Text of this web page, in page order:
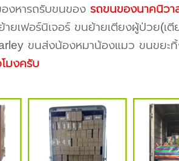
งหารถรับขนของ รถขนของนาคนิวา
ยเฟอร์นิเจอร์ ขนย้ายเตียงผู้ป่วย(เ
ขนส่งน้องหมาน้องแมว ขนขยะ
มงครับ